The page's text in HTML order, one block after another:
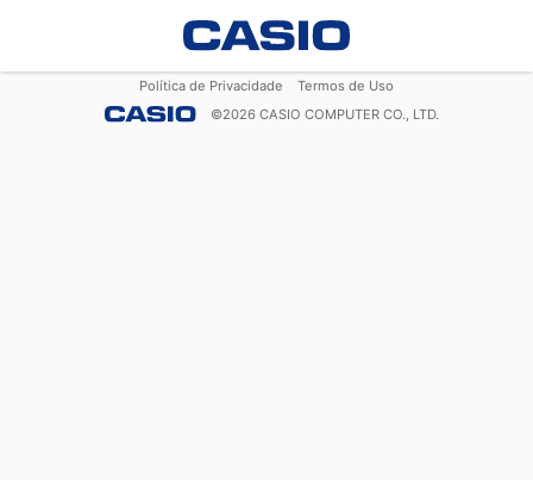
Política de Privacidade
Termos de Uso
©2026 CASIO COMPUTER CO., LTD.